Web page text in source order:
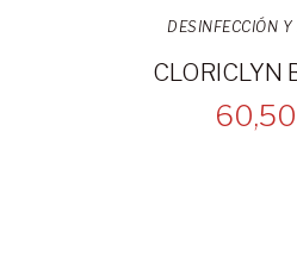
DESINFECCIÓN
CLORICLYN